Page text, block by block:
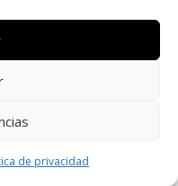
de privacidad